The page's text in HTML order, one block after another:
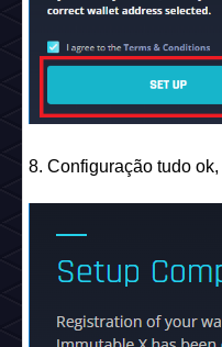
8. Configuração tudo